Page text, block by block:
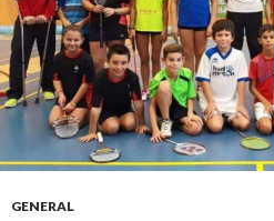
GENERAL